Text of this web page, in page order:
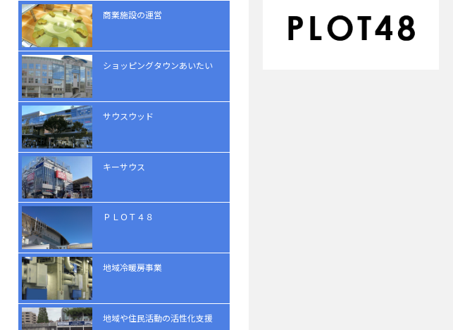
商業施設の運営
ショッピングタウンあいたい
サウスウッド
キーサウス
ＰＬＯＴ４８
地域冷暖房事業
地域や住民活動の活性化支援